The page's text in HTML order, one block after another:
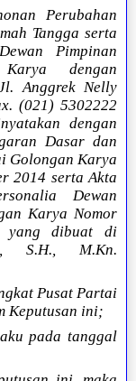
Perubahan
Tangga serta
Pimpinan
dengan
Anggrek Nelly
(021) 5302222
dengan
Dasar dan
Golongan Karya
2014 serta Akta
Dewan
Karya Nomor
yang dibuat di
S.H., M.Kn.
Pusat Partai
Keputusan ini;
pada tanggal